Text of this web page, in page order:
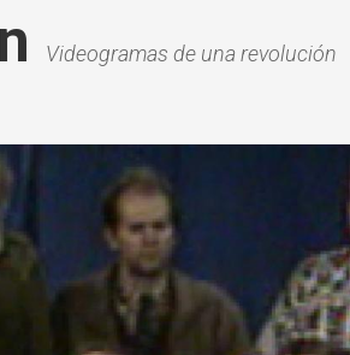
Videogramas de una revolución